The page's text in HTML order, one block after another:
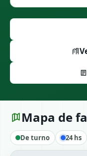
Mapa de
De turno 24 hs